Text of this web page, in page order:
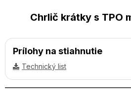
Chrlič krátky s TPO
Prílohy na stiahnutie
Technický list